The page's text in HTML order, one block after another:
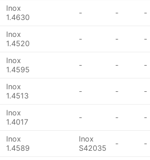
Inox
1.4630
- - -
Inox
1.4520
- - -
Inox
1.4595
- - -
Inox
1.4513
- - -
Inox
1.4017
- - -
Inox
1.4589
Inox
S42035
- -